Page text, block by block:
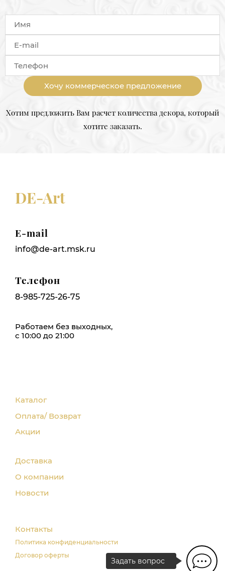
Задать вопрос
Хочу коммерческое предложение
Хотим предложить Вам расчет количества декора, который
хотите заказать.
DE-Art
E-mail
info@de-art.msk.ru
Телефон
8-985-725-26-75
Работаем без выходных,
с 10:00 до 21:00
Каталог
Оплата/ Возврат
Акции
Доставка
О компании
Новости
Контакты
Политика конфиденциальности
Договор оферты